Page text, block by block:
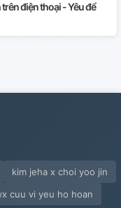
điện thoại - Yêu để
kim jeha x choi yoo jin
cuu vi yeu ho hoan